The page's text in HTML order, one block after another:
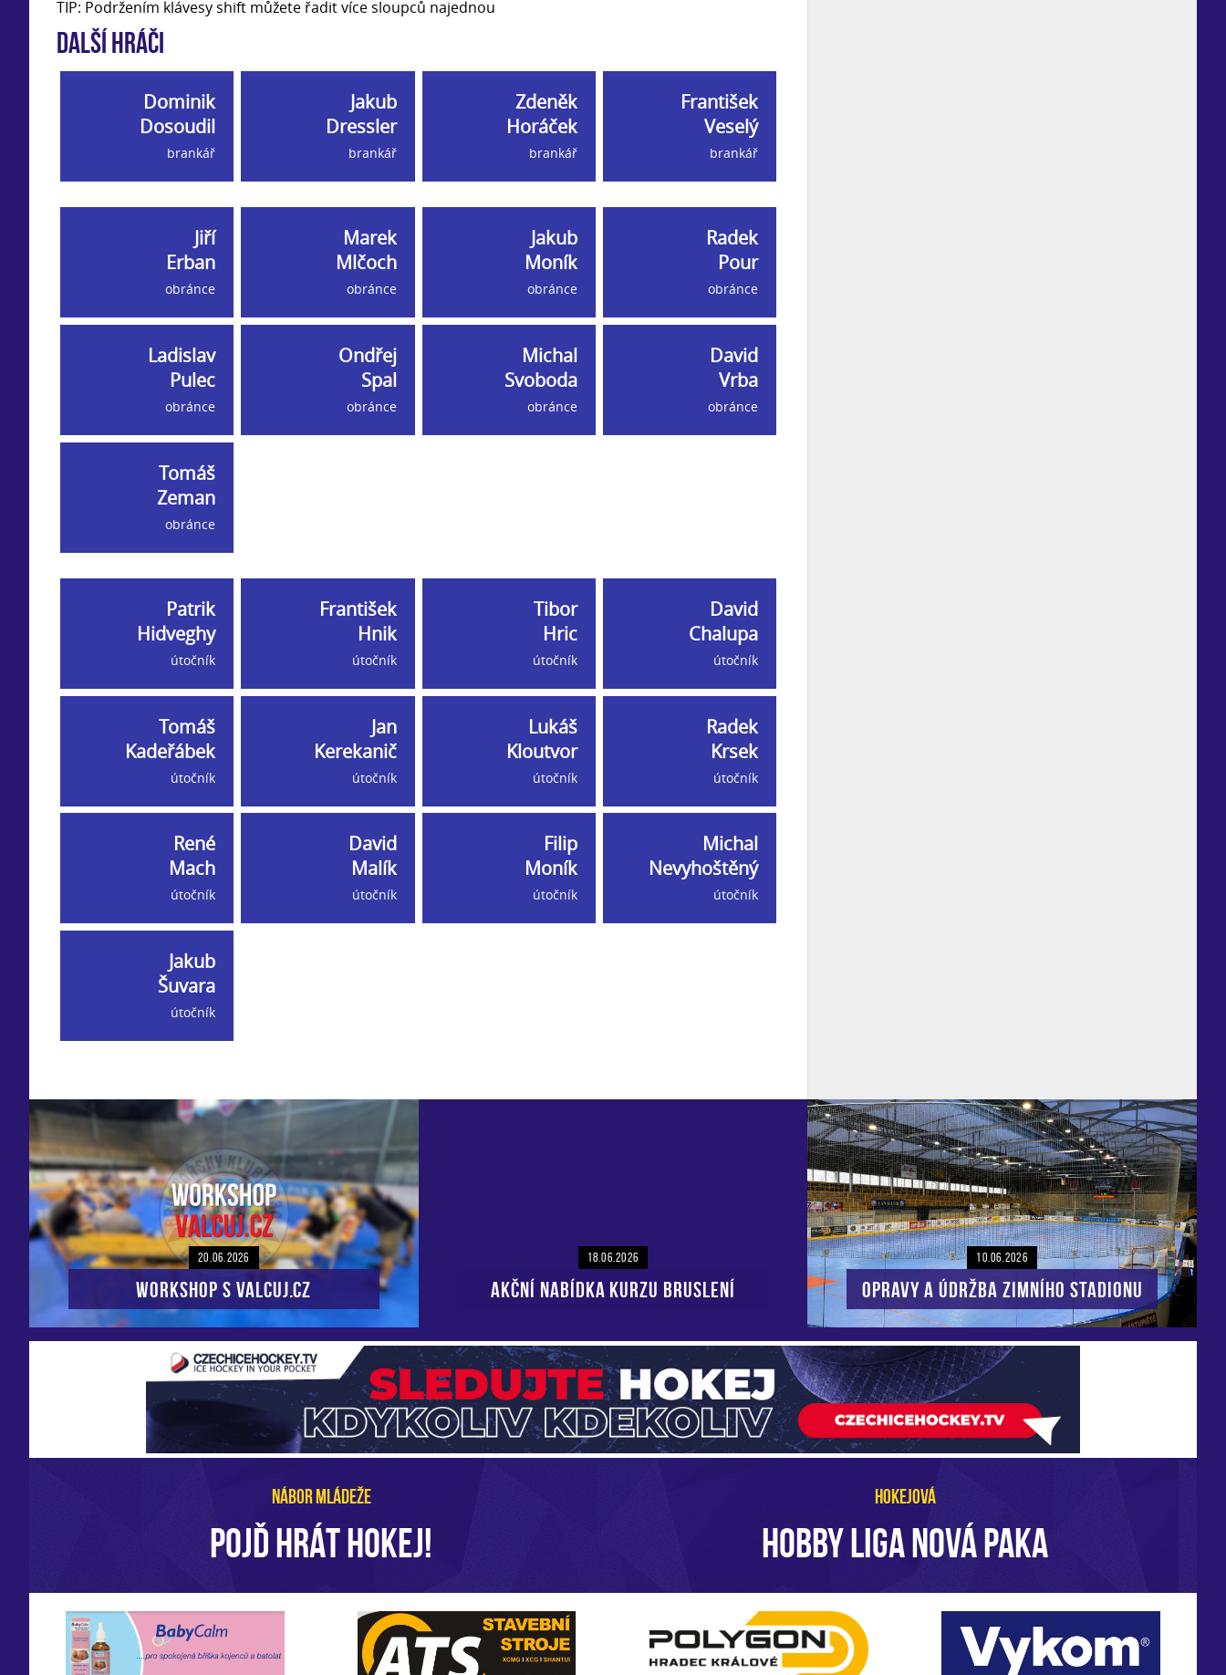
TIP: Podržením klávesy shift můžete řadit více sloupců najednou
Další hráči
Dominik
Dosoudil
brankář
Jakub
Dressler
brankář
Zdeněk
Horáček
brankář
František
Veselý
brankář
Jiří
Erban
obránce
Marek
Mlčoch
obránce
Jakub
Moník
obránce
Radek
Pour
obránce
Ladislav
Pulec
obránce
Ondřej
Spal
obránce
Michal
Svoboda
obránce
David
Vrba
obránce
Tomáš
Zeman
obránce
Patrik
Hidveghy
útočník
František
Hnik
útočník
Tibor
Hric
útočník
David
Chalupa
útočník
Tomáš
Kadeřábek
útočník
Jan
Kerekanič
útočník
Lukáš
Kloutvor
útočník
Radek
Krsek
útočník
René
Mach
útočník
David
Malík
útočník
Filip
Moník
útočník
Michal
Nevyhoštěný
útočník
Jakub
Šuvara
útočník
20.06.2026
Workshop s VALCUJ.CZ
18.06.2026
AKČNÍ NABÍDKA KURZU BRUSLENÍ
10.06.2026
Opravy a údržba zimního stadionu
NÁBOR MLÁDEŽE
POJĎ HRÁT HOKEJ!
HOKEJOVÁ
HOBBY LIGA NOVÁ PAKA